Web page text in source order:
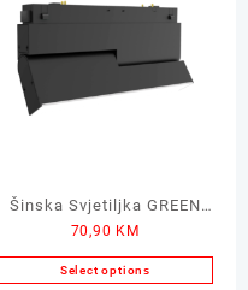
Šinska Svjetiljka GREEN
TECH 10x1W
70,90 KM
Select options